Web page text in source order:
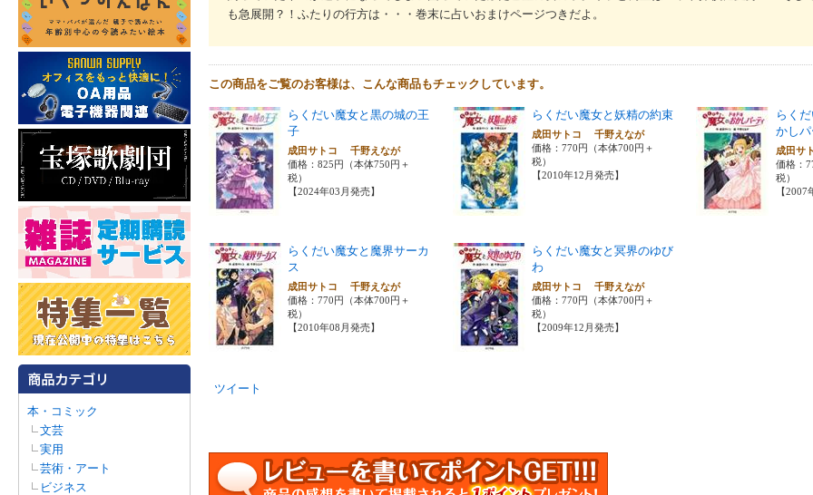
本・コミック
文芸
実用
芸術・アート
ビジネス
も急展開？！ふたりの行方は・・・巻末に占いおまけページつきだよ。
この商品をご覧のお客様は、こんな商品もチェックしています。
らくだい魔女と黒の城の王
子
成田サトコ 千野えなが
価格：825円（本体750円＋
税）
【2024年03月発売】
らくだい魔女と妖精の約束
成田サトコ 千野えなが
価格：770円（本体700円＋
税）
【2010年12月発売】
らく
かしパ
成田サ
価格：
税）
【2007
らくだい魔女と魔界サーカ
ス
成田サトコ 千野えなが
価格：770円（本体700円＋
税）
【2010年08月発売】
らくだい魔女と冥界のゆび
わ
成田サトコ 千野えなが
価格：770円（本体700円＋
税）
【2009年12月発売】
ツイート